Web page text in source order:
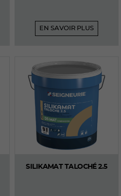
EN SAVOIR PLUS
SILIKAMAT TALOCHÉ 2.5